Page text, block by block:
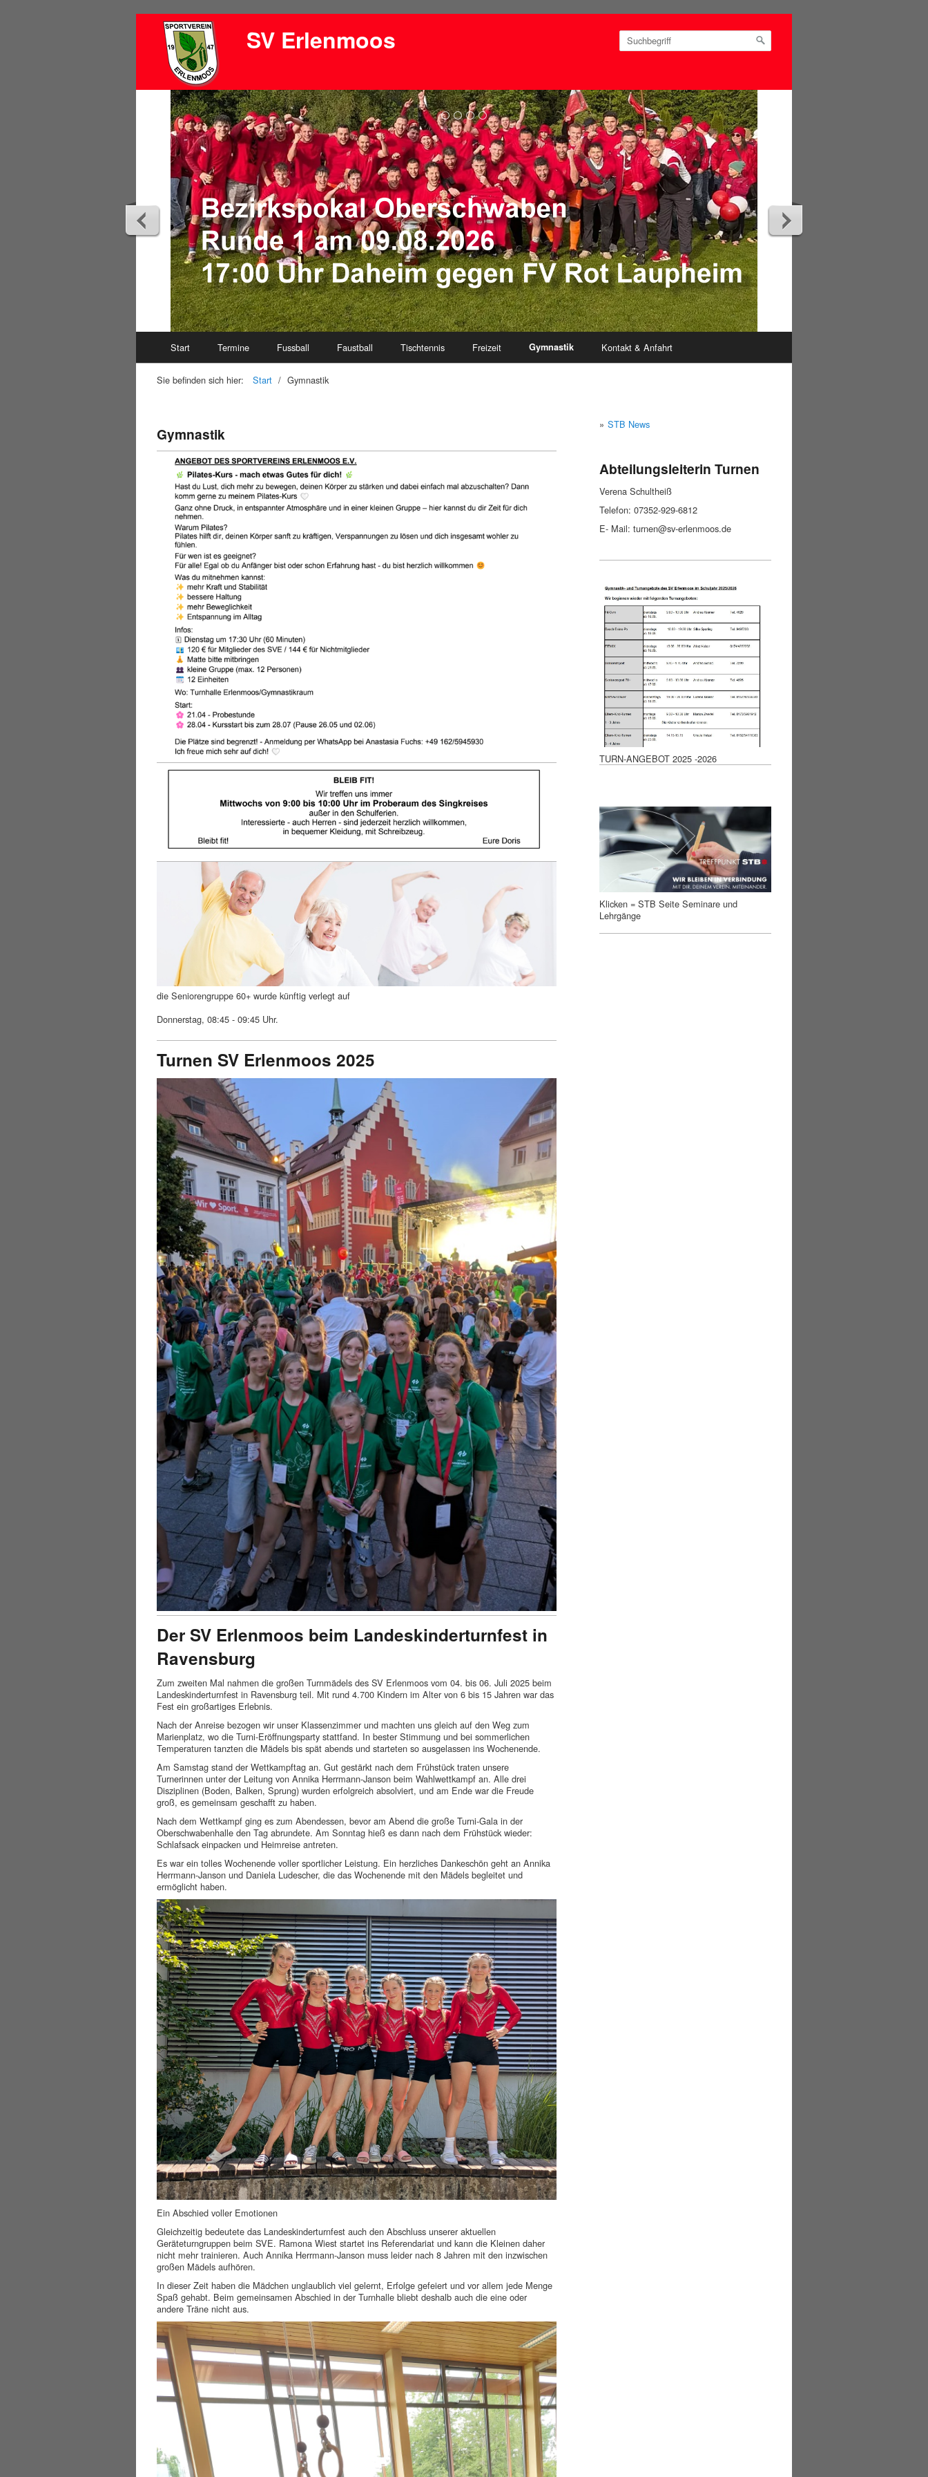
SV Erlenmoos
Start Termine Fussball Faustball Tischtennis Freizeit Gymnastik Kontakt & Anfahrt
Sie befinden sich hier: Start / Gymnastik
Gymnastik
die Seniorengruppe 60+ wurde künftig verlegt auf
Donnerstag, 08:45 - 09:45 Uhr.
Turnen SV Erlenmoos 2025
Der SV Erlenmoos beim Landeskinderturnfest in
Ravensburg
Zum zweiten Mal nahmen die großen Turnmädels des SV Erlenmoos vom 04. bis 06. Juli 2025 beim
Landeskinderturnfest in Ravensburg teil. Mit rund 4.700 Kindern im Alter von 6 bis 15 Jahren war das
Fest ein großartiges Erlebnis.
Nach der Anreise bezogen wir unser Klassenzimmer und machten uns gleich auf den Weg zum
Marienplatz, wo die Turni-Eröffnungsparty stattfand. In bester Stimmung und bei sommerlichen
Temperaturen tanzten die Mädels bis spät abends und starteten so ausgelassen ins Wochenende.
Am Samstag stand der Wettkampftag an. Gut gestärkt nach dem Frühstück traten unsere
Turnerinnen unter der Leitung von Annika Herrmann-Janson beim Wahlwettkampf an. Alle drei
Disziplinen (Boden, Balken, Sprung) wurden erfolgreich absolviert, und am Ende war die Freude
groß, es gemeinsam geschafft zu haben.
Nach dem Wettkampf ging es zum Abendessen, bevor am Abend die große Turni-Gala in der
Oberschwabenhalle den Tag abrundete. Am Sonntag hieß es dann nach dem Frühstück wieder:
Schlafsack einpacken und Heimreise antreten.
Es war ein tolles Wochenende voller sportlicher Leistung. Ein herzliches Dankeschön geht an Annika
Herrmann-Janson und Daniela Ludescher, die das Wochenende mit den Mädels begleitet und
ermöglicht haben.
Ein Abschied voller Emotionen
Gleichzeitig bedeutete das Landeskinderturnfest auch den Abschluss unserer aktuellen
Geräteturngruppen beim SVE. Ramona Wiest startet ins Referendariat und kann die Kleinen daher
nicht mehr trainieren. Auch Annika Herrmann-Janson muss leider nach 8 Jahren mit den inzwischen
großen Mädels aufhören.
In dieser Zeit haben die Mädchen unglaublich viel gelernt, Erfolge gefeiert und vor allem jede Menge
Spaß gehabt. Beim gemeinsamen Abschied in der Turnhalle bliebt deshalb auch die eine oder
andere Träne nicht aus.
STB News
Abteilungsleiterin Turnen
Verena Schultheiß
Telefon: 07352-929-6812
E- Mail: turnen@sv-erlenmoos.de
TURN-ANGEBOT 2025 -2026
​Klicken = STB Seite Seminare und
Lehrgänge